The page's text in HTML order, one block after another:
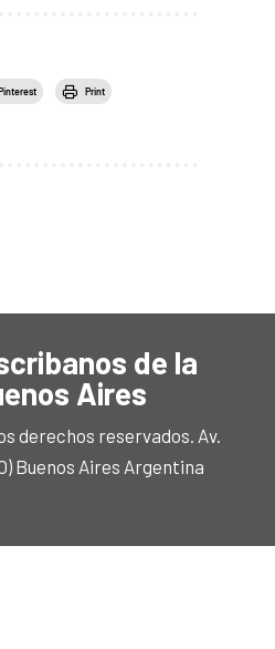
Print
de la
Aires
derechos reservados. Av.
Buenos Aires Argentina